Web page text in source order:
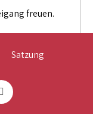
freuen.
Satzung